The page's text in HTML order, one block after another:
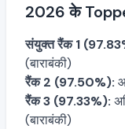
2026 के
संयुक्त रैंक 1
(बाराबंकी)
रैंक 2 (97.50%):
रैंक 3 (97.33%):
(बाराबंकी)